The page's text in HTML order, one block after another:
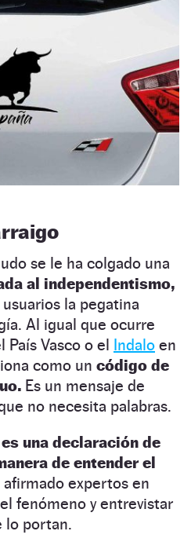
se le ha colgado una
al independentismo,
la pegatina
Al igual que ocurre
País Vasco o el Indalo en
como un código de
Es un mensaje de
no necesita palabras.
una declaración de
de entender el
afirmado expertos en
fenómeno y entrevistar
lo portan.